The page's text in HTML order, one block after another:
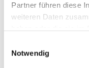
Partner führen diese
weiteren Daten
Notwendig